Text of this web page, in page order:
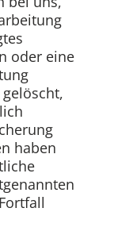
oder eine
haben